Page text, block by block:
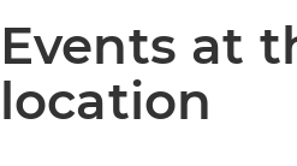
Events at
location